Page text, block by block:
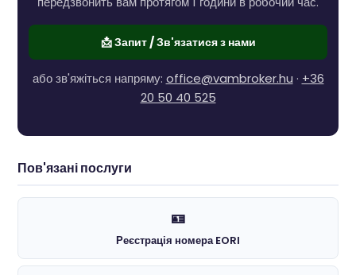
📩 Запит / Зв'язатися з нами
або зв'яжіться напряму: office@vambroker.hu · +36
20 50 40 525
Пов'язані послуги
🪪
Реєстрація номера EORI